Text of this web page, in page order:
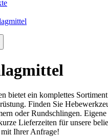
bietet ein komplettes
Finden Sie
oder Rundschlingen.
Lieferzeiten für unsere
Ihrer Anfrage!